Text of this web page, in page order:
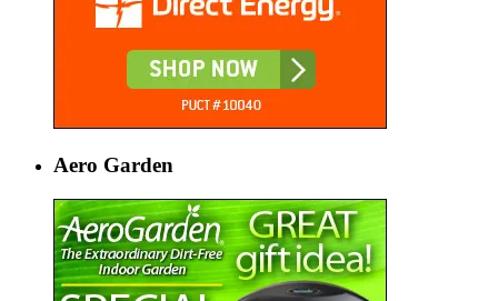
Aero Garden